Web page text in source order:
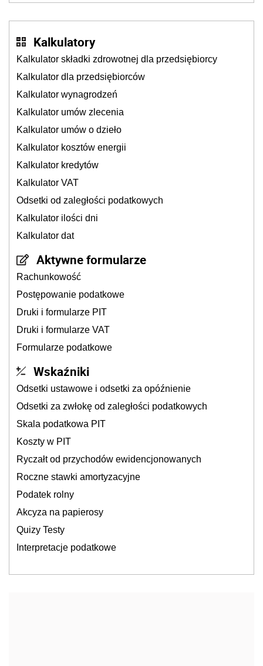
Kalkulatory
Kalkulator składki zdrowotnej dla przedsiębiorcy
Kalkulator dla przedsiębiorców
Kalkulator wynagrodzeń
Kalkulator umów zlecenia
Kalkulator umów o dzieło
Kalkulator kosztów energii
Kalkulator kredytów
Kalkulator VAT
Odsetki od zaległości podatkowych
Kalkulator ilości dni
Kalkulator dat
Aktywne formularze
Rachunkowość
Postępowanie podatkowe
Druki i formularze PIT
Druki i formularze VAT
Formularze podatkowe
Wskaźniki
Odsetki ustawowe i odsetki za opóźnienie
Odsetki za zwłokę od zaległości podatkowych
Skala podatkowa PIT
Koszty w PIT
Ryczałt od przychodów ewidencjonowanych
Roczne stawki amortyzacyjne
Podatek rolny
Akcyza na papierosy
Quizy Testy
Interpretacje podatkowe